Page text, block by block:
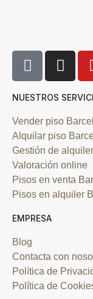
NUESTROS
Vender piso
Alquilar piso
Gestión de alquiler
Valoración online
Pisos en venta
Pisos en alquiler
EMPRESA
Blog
Contacta con
Política de
Política de